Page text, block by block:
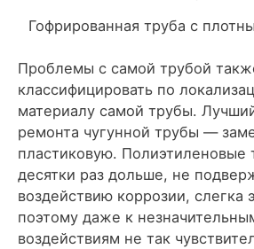
Гофрированная труба с
Проблемы с самой трубой
классифицировать по
материалу самой трубы.
ремонта чугунной трубы —
пластиковую. Полиэтиленовые
десятки раз дольше, не
воздействию коррозии, слегка
поэтому даже к
воздействиям не так